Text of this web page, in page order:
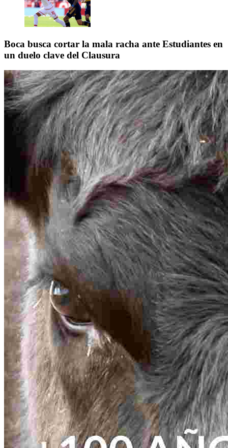
Boca busca cortar la mala racha ante Estudiantes en
un duelo clave del Clausura